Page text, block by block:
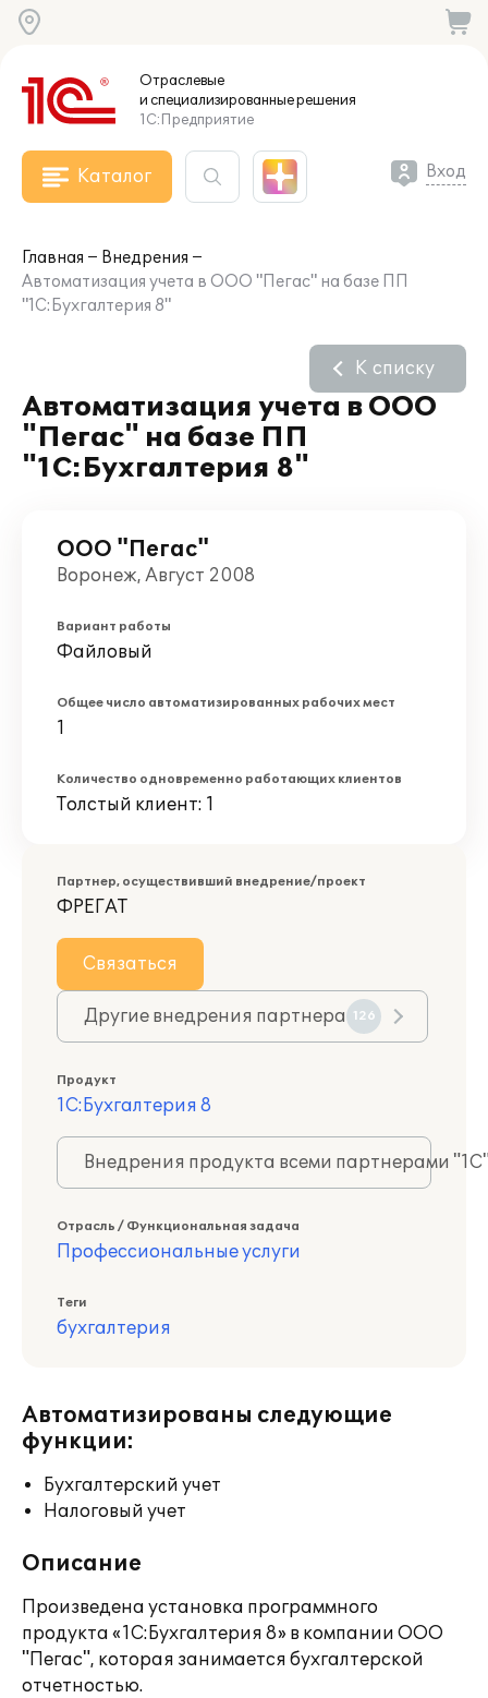
Отраслевые
и специализированныерешения
1С:Предприятие
Каталог Вход
Главная
Внедрения
Автоматизация учета в ООО "Пегас" на базе ПП
"1С:Бухгалтерия 8"
Автоматизация учета в ООО
"Пегас" на базе ПП
"1С:Бухгалтерия 8"
К списку
ООО "Пегас"
Воронеж, Август 2008
Вариант работы
Файловый
Общее число автоматизированных рабочих мест
1
Количество одновременно работающих клиентов
Толстый клиент: 1
Партнер, осуществивший внедрение/проект
ФРЕГАТ
Связаться
Другие внедрения партнера 126
Продукт
1С:Бухгалтерия 8
Внедрения продукта всеми партнерами
Отрасль / Функциональная задача
Профессиональные услуги
Теги
бухгалтерия
Автоматизированы следующие
функции:
Бухгалтерский учет
Налоговый учет
Описание
Произведена установка программного
продукта «1С:Бухгалтерия 8» в компании ООО
"Пегас", которая занимается бухгалтерской
отчетностью.